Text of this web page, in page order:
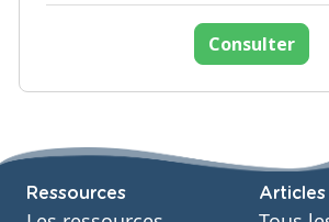
Consulter
Ressources Articles